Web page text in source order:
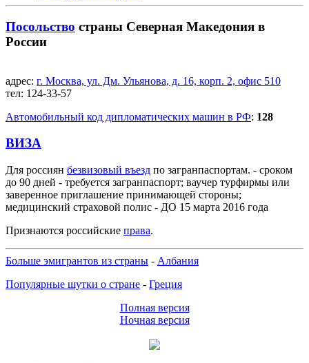
Посольство страны Северная Македония в
России
адрес: г. Москва, ул. Дм. Ульянова, д. 16, корп. 2, офис 510
тел: 124-33-57
Автомобильный код дипломатических машин в РФ: 128
ВИЗА
Для россиян безвизовый въезд по загранпаспортам. - сроком
до 90 дней - требуется загранпаспорт; ваучер турфирмы или
заверенное приглашение принимающей стороны;
медицинский страховой полис - ДО 15 марта 2016 года
Признаются российские права.
Больше эмигрантов из страны - Албания
Популярные шутки о стране - Греция
Полная версия
Ночная версия